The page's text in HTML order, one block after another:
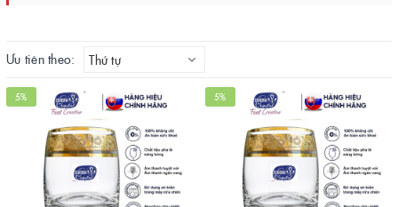
Ưu tiên theo: Thứ tự
5% 5%